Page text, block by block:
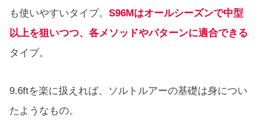
も使いやすいタイプ。 S96Mはオールシーズンで中型
以上を狙いつつ、各メソッドやパターンに適合できる
タイプ。
9.6ftを楽に扱えれば、ソルトルアーの基礎は身につい
たようなもの。